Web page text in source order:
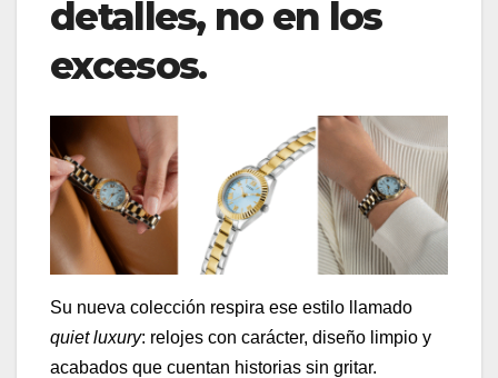
detalles, no en los
excesos.
Su nueva colección respira ese estilo llamado
quiet luxury: relojes con carácter, diseño limpio y
acabados que cuentan historias sin gritar.